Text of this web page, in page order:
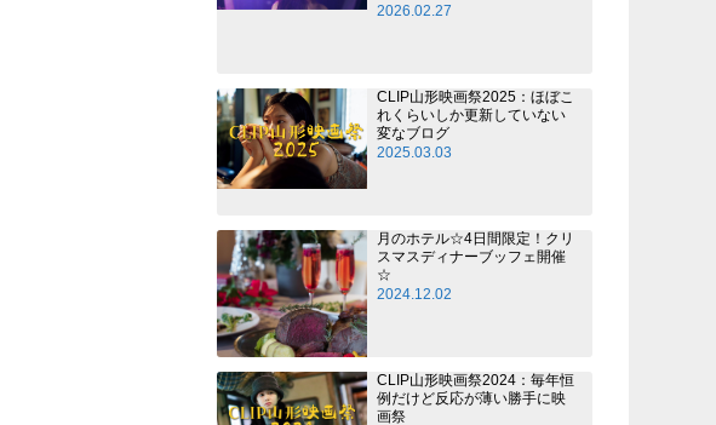
2026.02.27
CLIP山形映画祭2025：ほぼこ
れくらいしか更新していない
変なブログ
2025.03.03
月のホテル☆4日間限定！クリ
スマスディナーブッフェ開催
☆
2024.12.02
CLIP山形映画祭2024：毎年恒
例だけど反応が薄い勝手に映
画祭